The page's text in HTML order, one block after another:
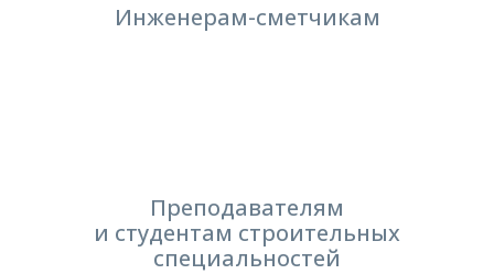
Инженерам-сметчикам
Преподавателям
и студентам строительных
специальностей